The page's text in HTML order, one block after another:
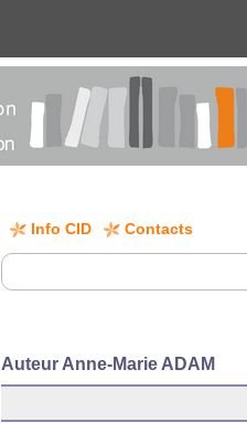
Info CID Contacts
Auteur Anne-Marie ADAM